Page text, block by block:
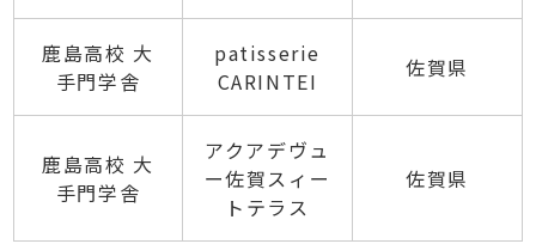
鹿島高校 大
手門学舎
patisserie
CARINTEI
佐賀県
鹿島高校 大
手門学舎
アクアデヴュ
ー佐賀スィー
トテラス
佐賀県